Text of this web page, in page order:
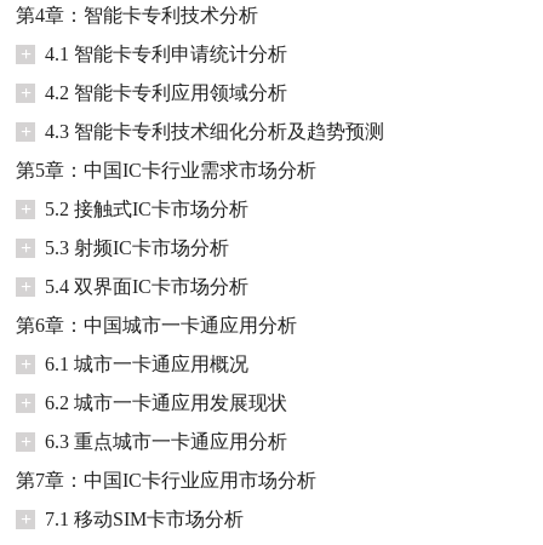
第4章：智能卡专利技术分析
+
4.1 智能卡专利申请统计分析
+
4.2 智能卡专利应用领域分析
+
4.3 智能卡专利技术细化分析及趋势预测
第5章：中国IC卡行业需求市场分析
+
5.2 接触式IC卡市场分析
+
5.3 射频IC卡市场分析
+
5.4 双界面IC卡市场分析
第6章：中国城市一卡通应用分析
+
6.1 城市一卡通应用概况
+
6.2 城市一卡通应用发展现状
+
6.3 重点城市一卡通应用分析
第7章：中国IC卡行业应用市场分析
+
7.1 移动SIM卡市场分析